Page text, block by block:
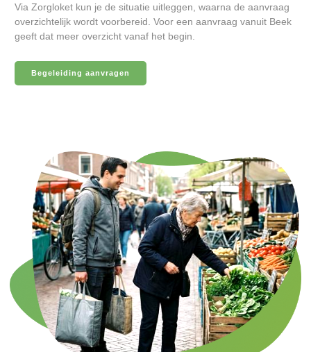
Via Zorgloket kun je de situatie uitleggen, waarna de aanvraag
overzichtelijk wordt voorbereid. Voor een aanvraag vanuit Beek
geeft dat meer overzicht vanaf het begin.
Begeleiding aanvragen